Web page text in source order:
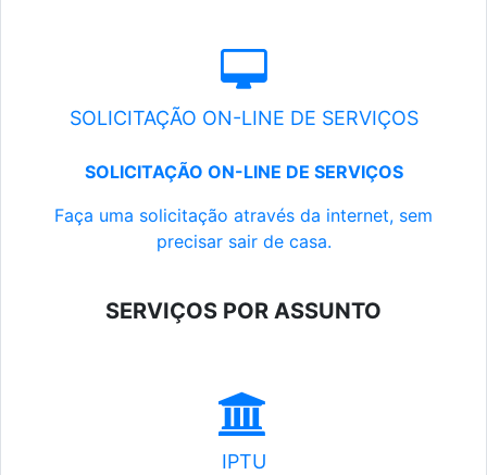
SOLICITAÇÃO ON-LINE DE SERVIÇOS
SOLICITAÇÃO ON-LINE DE SERVIÇOS
Faça uma solicitação através da internet, sem
precisar sair de casa.
SERVIÇOS POR ASSUNTO
IPTU